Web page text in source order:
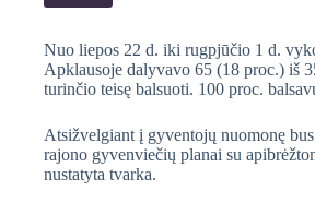
Nuo liepos 22 d. iki rugpjūčio 1 d.
Apklausoje dalyvavo 65 (18 proc.) iš
turinčio teisę balsuoti. 100 proc.
Atsižvelgiant į gyventojų nuomonę
rajono gyvenviečių planai su
nustatyta tvarka.